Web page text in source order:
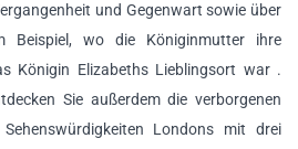
und Gegenwart sowie über
Beispiel, wo die Königinmutter ihre
Königin Elizabeths Lieblingsort war .
Sie außerdem die verborgenen
Londons mit drei